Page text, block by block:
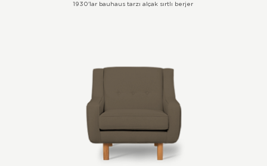
1930'lar bauhaus tarzı alçak sırtlı berjer